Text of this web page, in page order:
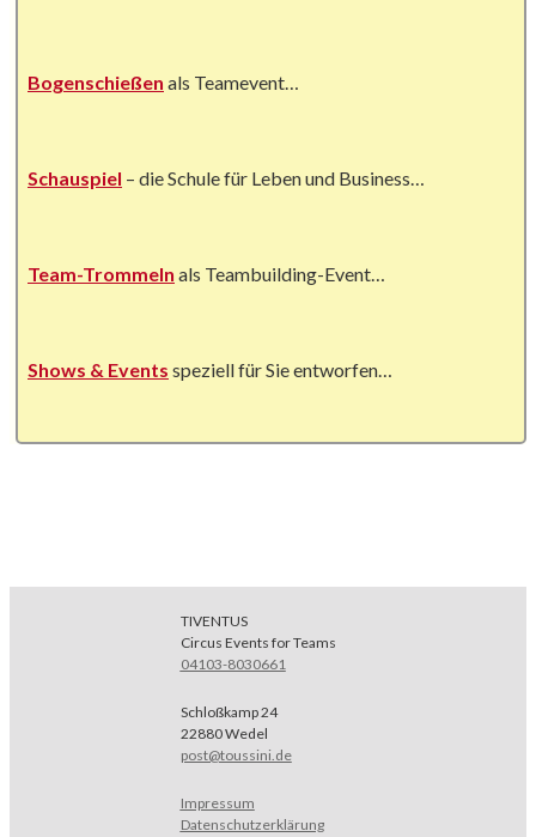
Bogenschießen als Teamevent…
Schauspiel – die Schule für Leben und Business…
Team-Trommeln als Teambuilding-Event…
Shows & Events speziell für Sie entworfen…
TIVENTUS
Circus Events for Teams
04103-8030661
Schloßkamp 24
22880 Wedel
post@toussini.de
Impressum
Datenschutzerklärung